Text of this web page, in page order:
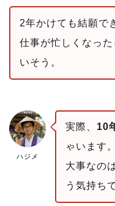
2年かけても結願で
仕事が忙しくなっ
いそう。
ハジメ
実際、 10
ゃいます。
大事なの
う気持ち